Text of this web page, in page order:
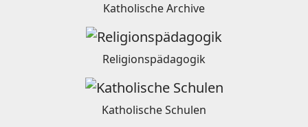
Katholische Archive
Religionspädagogik
Katholische Schulen